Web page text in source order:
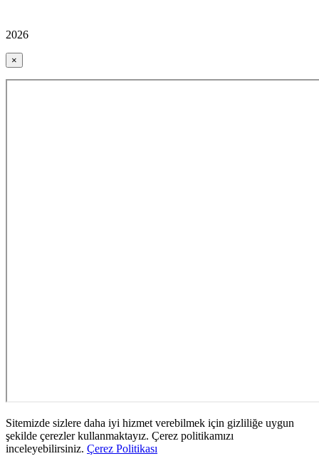
2026
×
Sitemizde sizlere daha iyi hizmet verebilmek için gizliliğe uygun
şekilde çerezler kullanmaktayız. Çerez politikamızı
inceleyebilirsiniz. Çerez Politikası